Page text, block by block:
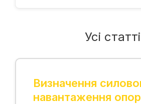
Усі статті
Визначення
навантаження